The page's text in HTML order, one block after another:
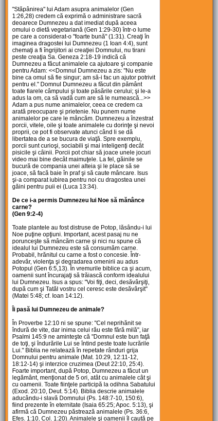
"Stăpânirea" lui Adam asupra animalelor (Gen
1:26,28) credem că exprimă o administrare sacră
deoarece Dumnezeu a dat imediat după aceea
omului o dietă vegetariană (Gen 1:29-30) într-o lume
pe care a considerat-o "foarte bună" (1:31). Creaţi în
imaginea dragostei lui Dumnezeu (1 Ioan 4:4), sunt
chemaţi a fi îngrijitori ai creaţiei Domnului, nu tirani
peste creaţia Sa. Geneza 2:18-19 indică că
Dumnezeu a făcut animalele ca ajutoare şi companie
pentru Adam: <<Domnul Dumnezeu a zis: "Nu este
bine ca omul să fie singur; am să-i fac un ajutor potrivit
pentru el." Domnul Dumnezeu a făcut din pământ
toate fiarele câmpului şi toate păsările cerului; şi le-a
adus la om, ca să vadă cum are să le numească...>>
Adam a pus nume animalelor, ceea ce credem ca
arată preocupare şi prietenie. Nu punem nume
animalelor pe care le mâncăm. Dumnezeu a înzestrat
porcii, vitele, oile şi toate animalele cu dorinţe şi nevoi
proprii, ce pot fi observate atunci când li se dă
libertatea de a se bucura de viaţă. Spre exemplu,
porcii sunt curioşi, sociabili şi mai inteligenţi decât
pisicile şi câinii. Porcii pot chiar să joace unele jocuri
video mai bine decât maimuţele. La fel, găinile se
bucură de compania unei alteia şi le place să se
joace, să facă baie în praf şi să caute mâncare. Isus
şi-a comparat iubirea pentru noi cu dragostea unei
găini pentru puii ei (Luca 13:34).
De ce i-a permis Dumnezeu lui Noe să mănânce
carne?
(Gen 9:2-4)
Toate plantele au fost distruse de Potop, lăsându-i lui
Noe puţine opţiuni. Important, acest pasaj nu ne
porunceşte să mâncăm carne şi nici nu spune că
idealul lui Dumnezeu este să consumăm carne.
Probabil, hrănitul cu carne a fost o concesie. Într-
adevăr, violenţa şi degradarea omenirii au adus
Potopul (Gen 6:5,13). În vremurile biblice ca şi acum,
oamenii sunt încurajaţi să trăiască conform idealului
lui Dumnezeu. Isus a spus: "Voi fiţi, deci, desăvârşiţi,
după cum şi Tatăl vostru cel ceresc este desăvârşit"
(Matei 5:48; cf. Ioan 14:12).
Îi pasă lui Dumnezeu de animale?
În Proverbe 12:10 ni se spune: "Cel neprihănit se
îndură de vite, dar inima celui rău este fără milă", iar
Psalmi 145:9 ne aminteşte că "Domnul este bun faţă
de toţi, şi îndurările Lui se întind peste toate lucrările
Lui." Biblia ne relatează în repetate rânduri grija
Domnului pentru animale (Mat. 10:29, 12:11-12,
18:12-14) şi interzice cruzimea (Deut 22:10, 25:4).
Foarte important, după Potop, Dumnezeu a făcut un
legământ, menţionat de 5 ori, atât cu animalele cât şi
cu oamenii. Toate fiinţele participă la odihna Sabatului
(Exod. 20:10, Deut. 5:14). Biblia descrie animalele
aducându-i slavă Domnului (Ps. 148:7-10, 150:6),
fiind prezente în eternitate (Isaia 65:25; Apoc. 5:13), şi
afirmă că Dumnezeu păstrează animalele (Ps. 36:6,
Efes. 1:10, Col. 1:20). Animalele şi oamenii îl caută pe